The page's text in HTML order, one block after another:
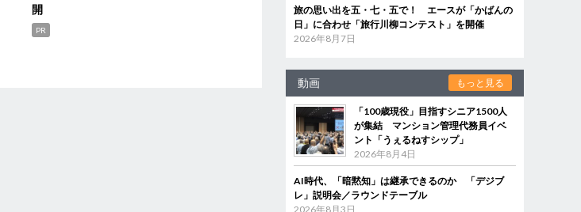
開
PR
旅の思い出を五・七・五で！ エースが「かばんの
日」に合わせ「旅行川柳コンテスト」を開催
2026年8月7日
動画 もっと見る
「100歳現役」目指すシニア1500人
が集結 マンション管理代務員イベ
ント「うぇるねすシップ」
2026年8月4日
AI時代、「暗黙知」は継承できるのか 「デジブ
レ」説明会／ラウンドテーブル
2026年8月3日